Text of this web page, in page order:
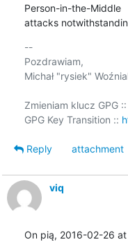
Person-in-the-Middle
attacks
--
Pozdrawiam,
Michał "rysiek"
Zmieniam klucz GPG ::
GPG Key Transition ::
Reply
attachment
viq
On pią, 2016-02-26